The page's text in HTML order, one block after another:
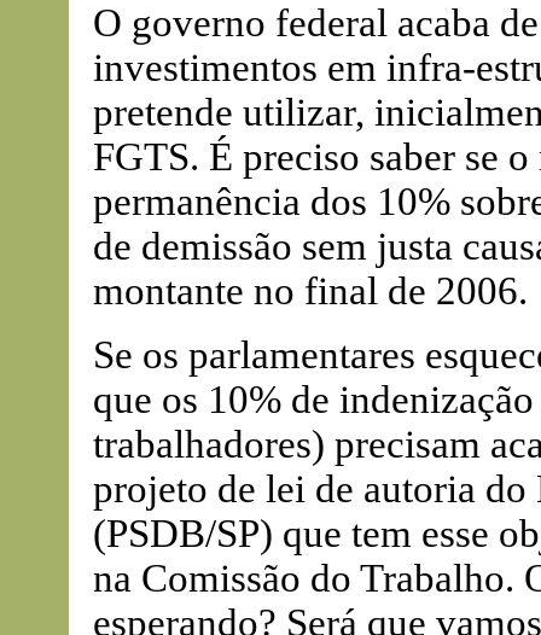
O governo federal acaba
investimentos em infra-
pretende utilizar,
FGTS. É preciso saber se
permanência dos 10%
de demissão sem justa
montante no final de 2006.
Se os parlamentares
que os 10% de
trabalhadores) precisam
projeto de lei de autoria do
(PSDB/SP) que tem esse
na Comissão do Trabalho.
esperando? Será que